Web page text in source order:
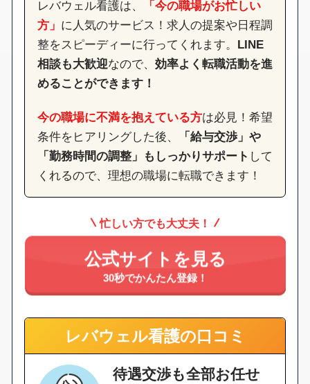
レバウェル看護は、
「今の職場がお忙しい
方」 に人気のサービス！求人の提案や日程調
整をスピーディーに行ってくれます。 LINE
相談も大歓迎なので、 効率よく転職活動を進
めることができます！
今の職場に不満を抱えている方は必見！希望
条件をヒアリングした後、
「給与交渉」や
「勤務時間の調整」もしっかりサポート して
くれるので、理想の職場に転職できます！
忙しい方でも大丈夫！
公式サイトを見る
30秒でかんたん登録！
レバウェル看護の口コミ
待遇交渉も全部お任せ